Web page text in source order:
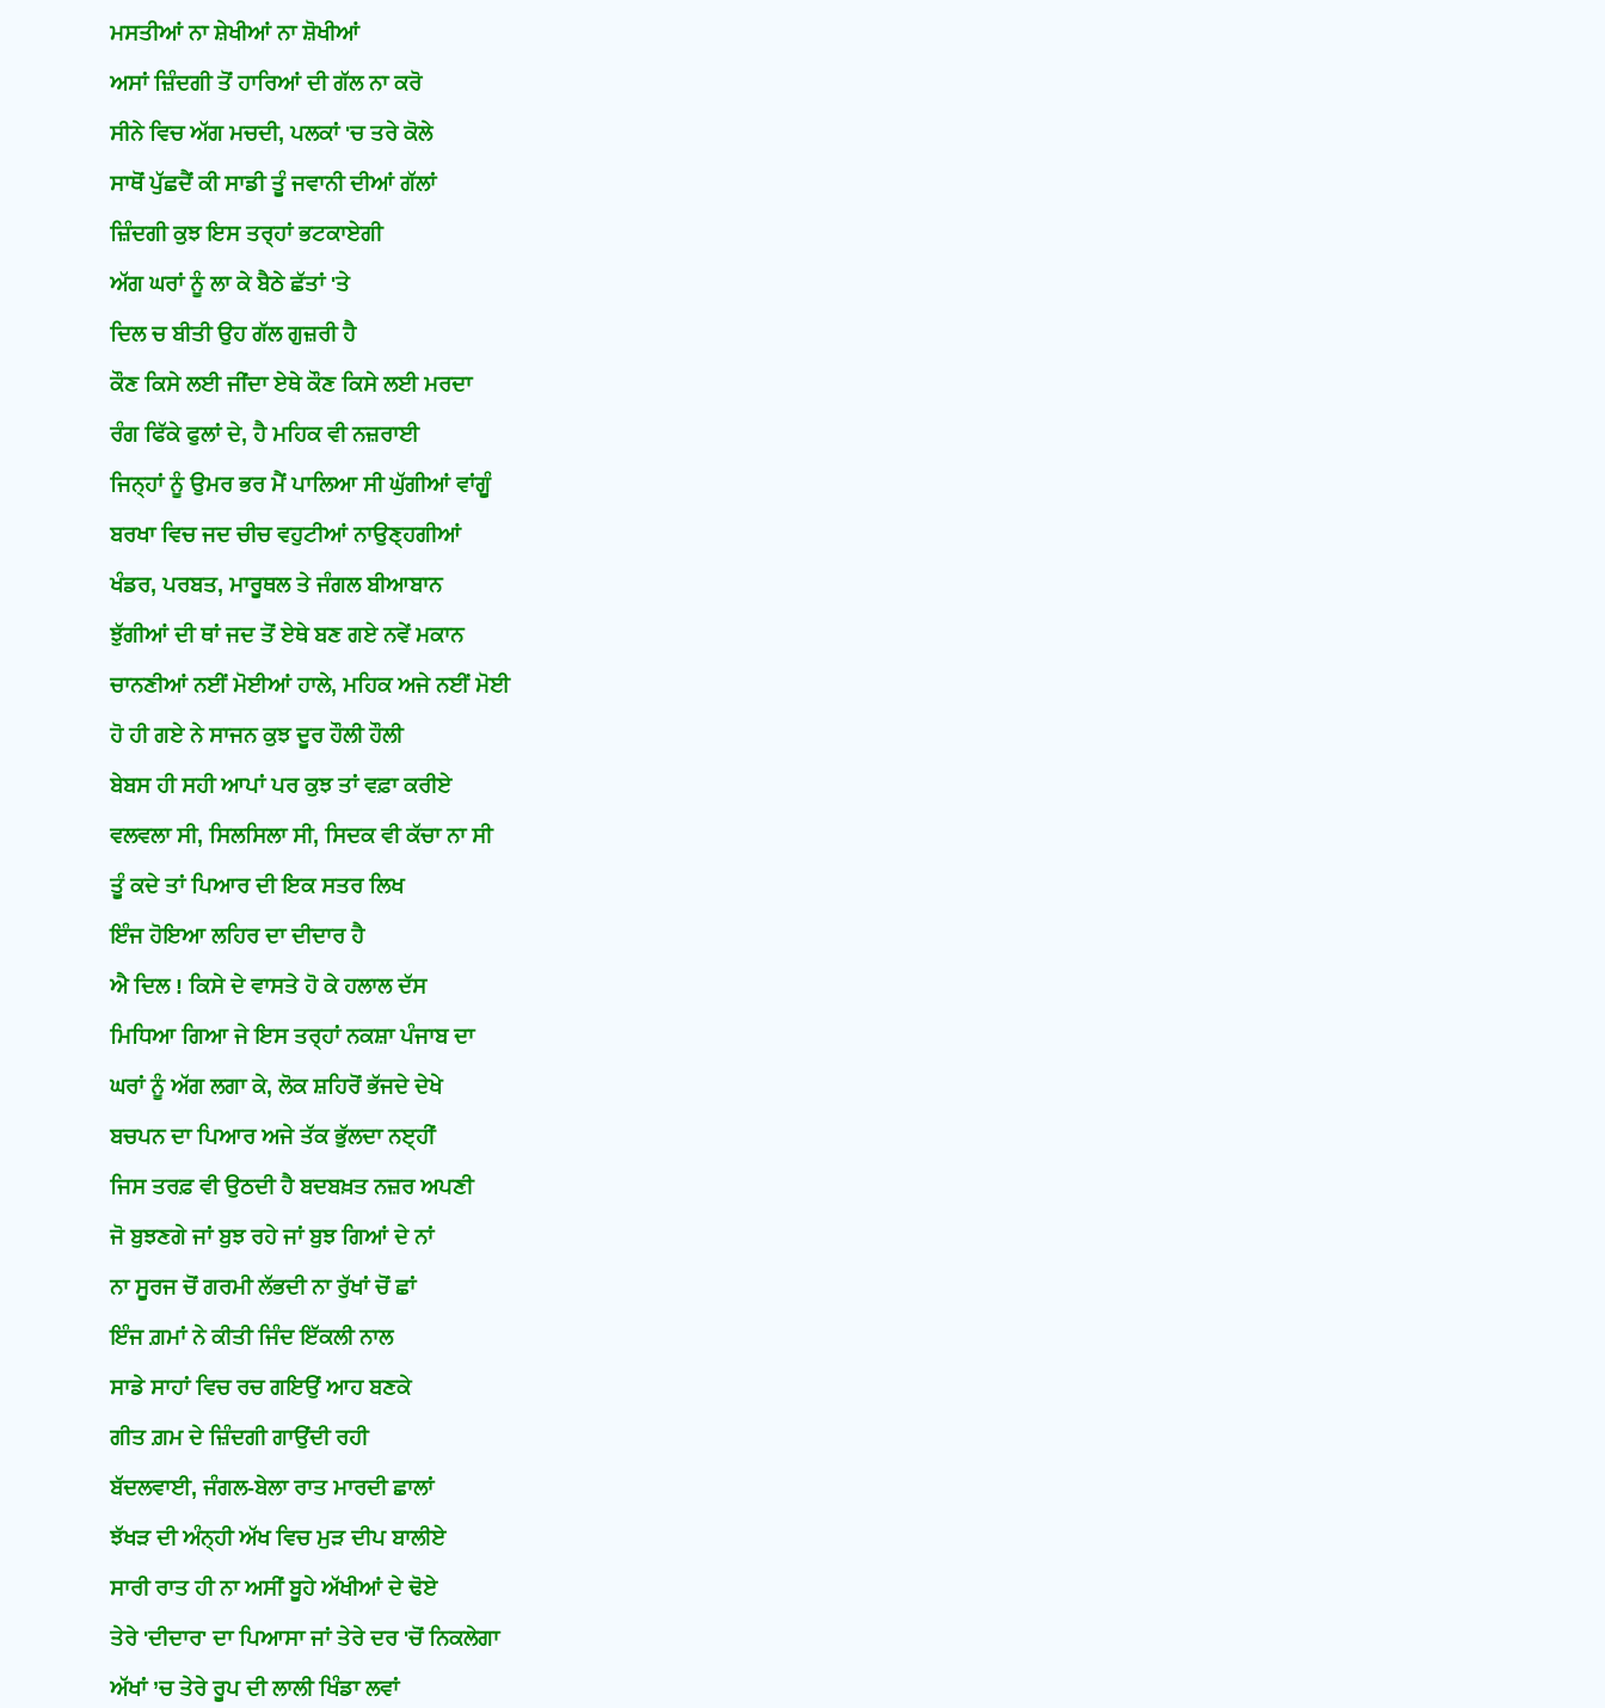
ਮਸਤੀਆਂ ਨਾ ਸ਼ੇਖੀਆਂ ਨਾ ਸ਼ੋਖੀਆਂ
ਅਸਾਂ ਜ਼ਿੰਦਗੀ ਤੋਂ ਹਾਰਿਆਂ ਦੀ ਗੱਲ ਨਾ ਕਰੋ
ਸੀਨੇ ਵਿਚ ਅੱਗ ਮਚਦੀ, ਪਲਕਾਂ 'ਚ ਤਰੇ ਕੋਲੇ
ਸਾਥੋਂ ਪੁੱਛਦੈਂ ਕੀ ਸਾਡੀ ਤੂੰ ਜਵਾਨੀ ਦੀਆਂ ਗੱਲਾਂ
ਜ਼ਿੰਦਗੀ ਕੁਝ ਇਸ ਤਰ੍ਹਾਂ ਭਟਕਾਏਗੀ
ਅੱਗ ਘਰਾਂ ਨੂੰ ਲਾ ਕੇ ਬੈਠੇ ਛੱਤਾਂ 'ਤੇ
ਦਿਲ ਚ ਬੀਤੀ ਉਹ ਗੱਲ ਗੁਜ਼ਰੀ ਹੈ
ਕੌਣ ਕਿਸੇ ਲਈ ਜੀਂਦਾ ਏਥੇ ਕੌਣ ਕਿਸੇ ਲਈ ਮਰਦਾ
ਰੰਗ ਫਿੱਕੇ ਫੁਲਾਂ ਦੇ, ਹੈ ਮਹਿਕ ਵੀ ਨਜ਼ਰਾਈ
ਜਿਨ੍ਹਾਂ ਨੂੰ ਉਮਰ ਭਰ ਮੈਂ ਪਾਲਿਆ ਸੀ ਘੁੱਗੀਆਂ ਵਾਂਗੂੰ
ਬਰਖਾ ਵਿਚ ਜਦ ਚੀਚ ਵਹੁਟੀਆਂ ਨਾਉਣ੍ਹਗੀਆਂ
ਖੰਡਰ, ਪਰਬਤ, ਮਾਰੂਥਲ ਤੇ ਜੰਗਲ ਬੀਆਬਾਨ
ਝੁੱਗੀਆਂ ਦੀ ਥਾਂ ਜਦ ਤੋਂ ਏਥੇ ਬਣ ਗਏ ਨਵੇਂ ਮਕਾਨ
ਚਾਨਣੀਆਂ ਨਈਂ ਮੋਈਆਂ ਹਾਲੇ, ਮਹਿਕ ਅਜੇ ਨਈਂ ਮੋਈ
ਹੋ ਹੀ ਗਏ ਨੇ ਸਾਜਨ ਕੁਝ ਦੂਰ ਹੌਲੀ ਹੌਲੀ
ਬੇਬਸ ਹੀ ਸਹੀ ਆਪਾਂ ਪਰ ਕੁਝ ਤਾਂ ਵਫ਼ਾ ਕਰੀਏ
ਵਲਵਲਾ ਸੀ, ਸਿਲਸਿਲਾ ਸੀ, ਸਿਦਕ ਵੀ ਕੱਚਾ ਨਾ ਸੀ
ਤੂੰ ਕਦੇ ਤਾਂ ਪਿਆਰ ਦੀ ਇਕ ਸਤਰ ਲਿਖ
ਇੰਜ ਹੋਇਆ ਲਹਿਰ ਦਾ ਦੀਦਾਰ ਹੈ
ਐ ਦਿਲ ! ਕਿਸੇ ਦੇ ਵਾਸਤੇ ਹੋ ਕੇ ਹਲਾਲ ਦੱਸ
ਮਿਧਿਆ ਗਿਆ ਜੇ ਇਸ ਤਰ੍ਹਾਂ ਨਕਸ਼ਾ ਪੰਜਾਬ ਦਾ
ਘਰਾਂ ਨੂੰ ਅੱਗ ਲਗਾ ਕੇ, ਲੋਕ ਸ਼ਹਿਰੋਂ ਭੱਜਦੇ ਦੇਖੇ
ਬਚਪਨ ਦਾ ਪਿਆਰ ਅਜੇ ਤੱਕ ਭੁੱਲਦਾ ਨੲ੍ਹੀਂ
ਜਿਸ ਤਰਫ਼ ਵੀ ਉਠਦੀ ਹੈ ਬਦਬਖ਼ਤ ਨਜ਼ਰ ਅਪਣੀ
ਜੋ ਬੁਝਣਗੇ ਜਾਂ ਬੁਝ ਰਹੇ ਜਾਂ ਬੁਝ ਗਿਆਂ ਦੇ ਨਾਂ
ਨਾ ਸੂਰਜ ਚੋਂ ਗਰਮੀ ਲੱਭਦੀ ਨਾ ਰੁੱਖਾਂ ਚੋਂ ਛਾਂ
ਇੰਜ ਗ਼ਮਾਂ ਨੇ ਕੀਤੀ ਜਿੰਦ ਇੱਕਲੀ ਨਾਲ
ਸਾਡੇ ਸਾਹਾਂ ਵਿਚ ਰਚ ਗਇਉਂ ਆਹ ਬਣਕੇ
ਗੀਤ ਗ਼ਮ ਦੇ ਜ਼ਿੰਦਗੀ ਗਾਉਂਦੀ ਰਹੀ
ਬੱਦਲਵਾਈ, ਜੰਗਲ-ਬੇਲਾ ਰਾਤ ਮਾਰਦੀ ਛਾਲਾਂ
ਝੱਖੜ ਦੀ ਅੰਨ੍ਹੀ ਅੱਖ ਵਿਚ ਮੁੜ ਦੀਪ ਬਾਲੀਏ
ਸਾਰੀ ਰਾਤ ਹੀ ਨਾ ਅਸੀਂ ਬੂਹੇ ਅੱਖੀਆਂ ਦੇ ਢੋਏ
ਤੇਰੇ 'ਦੀਦਾਰ' ਦਾ ਪਿਆਸਾ ਜਾਂ ਤੇਰੇ ਦਰ 'ਚੋਂ ਨਿਕਲੇਗਾ
ਅੱਖਾਂ ’ਚ ਤੇਰੇ ਰੂਪ ਦੀ ਲਾਲੀ ਖਿੰਡਾ ਲਵਾਂ